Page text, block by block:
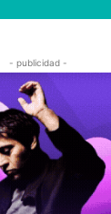
- publicidad -